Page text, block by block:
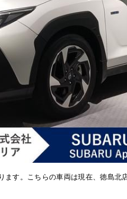
ます。こちらの車両は現在、徳島北